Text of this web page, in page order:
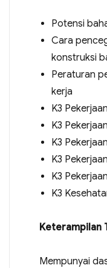
Potensi
Cara
konstruksi
Peraturan
kerja
K3
K3
K3
K3
K3
K3
Keterampilan
Mempunyai